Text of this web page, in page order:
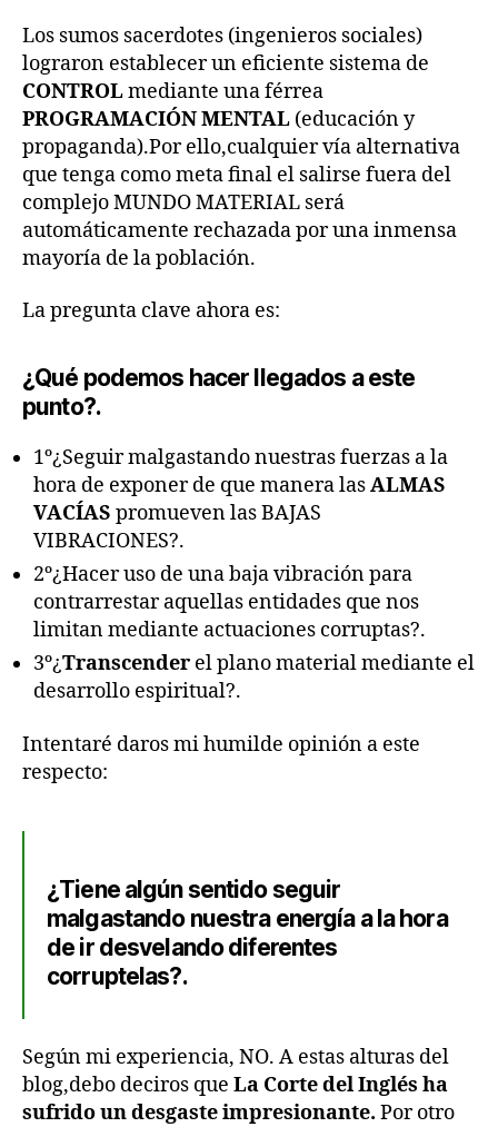
Los sumos sacerdotes (ingenieros sociales)
lograron establecer un eficiente sistema de
CONTROLmediante una férrea
PROGRAMACIÓN MENTAL (educación y
propaganda).Por ello,cualquier vía alternativa
que tenga como meta final el salirse fuera del
complejo MUNDO MATERIAL será
automáticamente rechazada por una inmensa
mayoría de la población.
La pregunta clave ahora es:
¿Qué podemos hacer llegados a este
punto?.
1º¿Seguir malgastando nuestras fuerzas a la
hora de exponer de que manera lasALMAS
VACÍAS promueven las BAJAS
VIBRACIONES?.
2º¿Hacer uso de una baja vibración para
contrarrestar aquellas entidades que nos
limitan mediante actuaciones corruptas?.
3º¿Transcender el plano material mediante el
desarrollo espiritual?.
Intentaré daros mi humilde opinión a este
respecto:
¿Tiene algún sentido seguir
malgastando nuestra energía a la hora
de ir desvelando diferentes
corruptelas?.
Según mi experiencia, NO. A estas alturas del
blog,debo deciros que La Corte del Inglés ha
sufrido un desgaste impresionante. Por otro